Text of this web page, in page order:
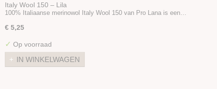
Italy Wool 150 – Lila
100% Italiaanse merinowol Italy Wool 150 van Pro Lana is een…
€ 5,25
✓ Op voorraad
IN WINKELWAGEN